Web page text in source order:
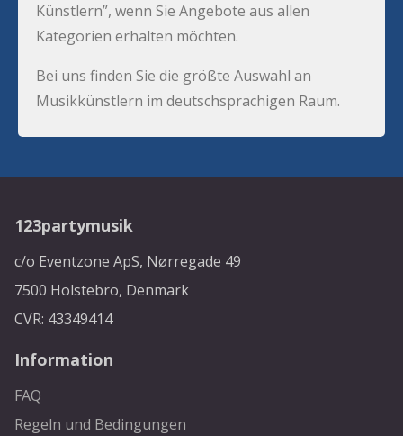
Künstlern”, wenn Sie Angebote aus allen
Kategorien erhalten möchten.
Bei uns finden Sie die größte Auswahl an
Musikkünstlern im deutschsprachigen Raum.
123partymusik
c/o Eventzone ApS, Nørregade 49
7500 Holstebro, Denmark
CVR: 43349414
Information
FAQ
Regeln und Bedingungen